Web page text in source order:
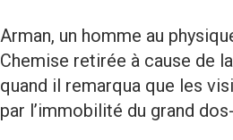
Arman, un homme au
Chemise retirée à cause de
quand il remarqua que les
par l’immobilité du grand